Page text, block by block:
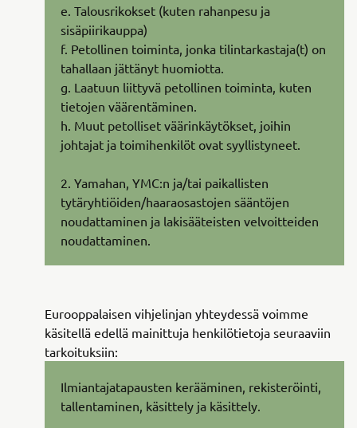
e. Talousrikokset (kuten rahanpesu ja
sisäpiirikauppa)
f. Petollinen toiminta, jonka tilintarkastaja(t) on
tahallaan jättänyt huomiotta.
g. Laatuun liittyvä petollinen toiminta, kuten
tietojen väärentäminen.
h. Muut petolliset väärinkäytökset, joihin
johtajat ja toimihenkilöt ovat syyllistyneet.
2. Yamahan, YMC:n ja/tai paikallisten
tytäryhtiöiden/haaraosastojen sääntöjen
noudattaminen ja lakisääteisten velvoitteiden
noudattaminen.
Eurooppalaisen vihjelinjan yhteydessä voimme
käsitellä edellä mainittuja henkilötietoja seuraaviin
tarkoituksiin:
Ilmiantajatapausten kerääminen, rekisteröinti,
tallentaminen, käsittely ja käsittely.